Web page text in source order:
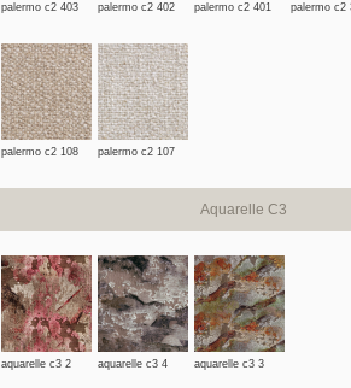
palermo c2 403 palermo c2 402 palermo c2 401 palermo c2
palermo c2 108 palermo c2 107
Aquarelle C3
aquarelle c3 2 aquarelle c3 4 aquarelle c3 3